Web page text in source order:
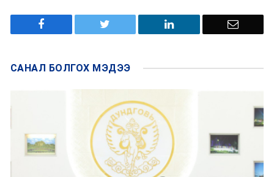
САНАЛ БОЛГОХ МЭДЭЭ